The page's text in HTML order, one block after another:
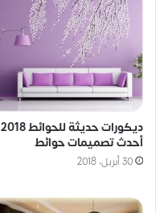
ديكورات حديثة للحوائط 2018
أحدث تصميمات حوائط
30 أبريل، 2018